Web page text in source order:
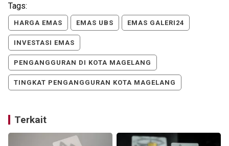
Tags:
HARGA EMAS EMAS UBS EMAS GALERI24
INVESTASI EMAS
PENGANGGURAN DI KOTA MAGELANG
TINGKAT PENGANGGURAN KOTA MAGELANG
Terkait